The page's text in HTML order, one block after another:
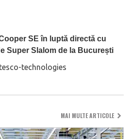
SE în luptă directă cu
Super Slalom de la București
technologies
MAI MULTE ARTICOLE